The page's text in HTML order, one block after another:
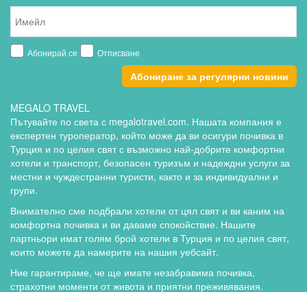
Абонирай се Отписване
Абониране за регулярни новини
MEGALO TRAVEL
Пътувайте по света с megalotravel.com. Нашата компания е
експертен туроператор, който може да ви осигури почивка в
Турция и по целия свят с възможно най-добрите комфортни
хотели и транспорт, безопасен туризъм и надеждни услуги за
местни и чуждестранни туристи, както и за индивидуални и
групи.
Внимателно сме подбрали хотели от цял свят и ви каним на
комфортна почивка и ви даваме спокойствие. Нашите
партньори имат голям брой хотели в Турция и по целия свят,
които можете да намерите на нашия уебсайт.
Ние гарантираме, че ще имате незабравима почивка,
страхотни моменти от живота и приятни преживявания.